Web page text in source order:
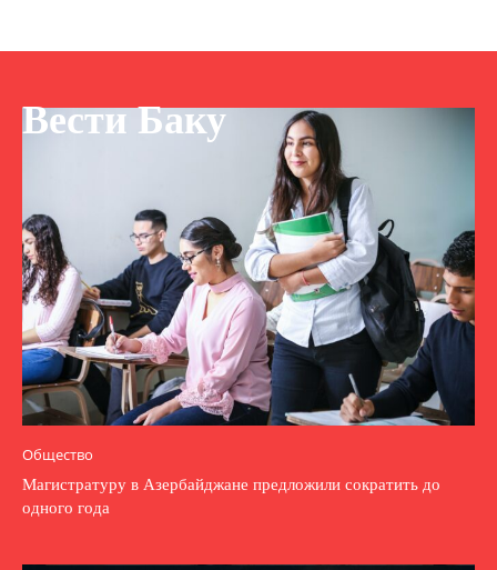
Вести Баку
Общество
Магистратуру в Азербайджане предложили сократить до
одного года